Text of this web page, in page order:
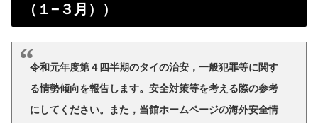
（１−３月））
令和元年度第４四半期のタイの治安，一般犯罪等に関す
る情勢傾向を報告します。安全対策等を考える際の参考
にしてください。また，当館ホームページの海外安全情